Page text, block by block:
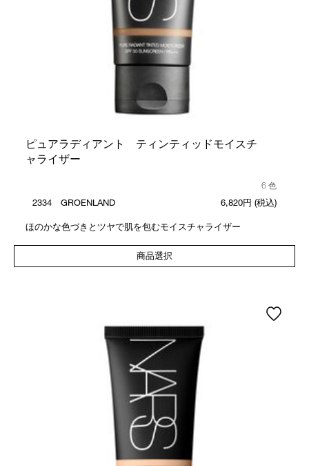
ピュアラディアント ティンティッドモイスチ
ャライザー
6 色
2334 GROENLAND
6,820円 (税込)
ほのかな色づきとツヤで肌を包むモイスチャライザー
商品選択